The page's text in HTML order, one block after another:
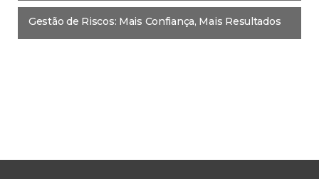
Gestão de Riscos: Mais Confiança, Mais Resultados